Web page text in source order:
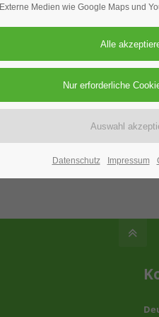
07.03.2018
ORT: WIESENSTRASSE IN
Externe Medien wie Google Maps und
Datenschutz Impressum